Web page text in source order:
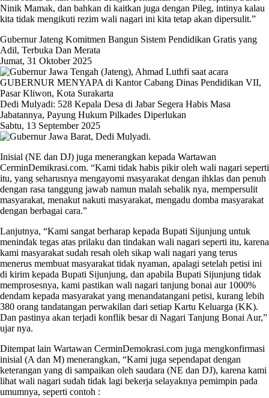
Ninik Mamak, dan bahkan di kaitkan juga dengan Pileg, intinya kalau
kita tidak mengikuti rezim wali nagari ini kita tetap akan dipersulit.”
Gubernur Jateng Komitmen Bangun Sistem Pendidikan Gratis yang
Adil, Terbuka Dan Merata
Jumat, 31 Oktober 2025
Dedi Mulyadi: 528 Kepala Desa di Jabar Segera Habis Masa
Jabatannya, Payung Hukum Pilkades Diperlukan
Sabtu, 13 September 2025
Inisial (NE dan DJ) juga menerangkan kepada Wartawan
CerminDemikrasi.com. “Kami tidak habis pikir oleh wali nagari seperti
itu, yang seharusnya mengayomi masyarakat dengan ihklas dan penuh
dengan rasa tanggung jawab namun malah sebalik nya, mempersulit
masyarakat, menakut nakuti masyarakat, mengadu domba masyarakat
dengan berbagai cara.”
Lanjutnya, “Kami sangat berharap kepada Bupati Sijunjung untuk
menindak tegas atas prilaku dan tindakan wali nagari seperti itu, karena
kami masyarakat sudah resah oleh sikap wali nagari yang terus
menerus membuat masyarakat tidak nyaman, apalagi setelah petisi ini
di kirim kepada Bupati Sijunjung, dan apabila Bupati Sijunjung tidak
memprosesnya, kami pastikan wali nagari tanjung bonai aur 1000%
dendam kepada masyarakat yang menandatangani petisi, kurang lebih
380 orang tandatangan perwakilan dari setiap Kartu Keluarga (KK).
Dan pastinya akan terjadi konflik besar di Nagari Tanjung Bonai Aur,”
ujar nya.
Ditempat lain Wartawan CerminDemokrasi.com juga mengkonfirmasi
inisial (A dan M) menerangkan, “Kami juga sependapat dengan
keterangan yang di sampaikan oleh saudara (NE dan DJ), karena kami
lihat wali nagari sudah tidak lagi bekerja selayaknya pemimpin pada
umumnya, seperti contoh :